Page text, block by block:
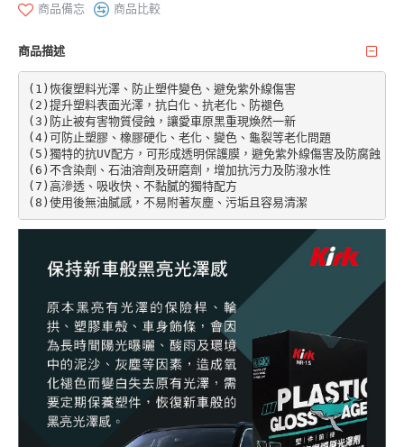
商品備忘 商品比較
商品描述
(1)恢復塑料光澤、防止塑件變色、避免紫外線傷害
(2)提升塑料表面光澤，抗白化、抗老化、防褪色
(3)防止被有害物質侵蝕，讓愛車原黑重現煥然一新
(4)可防止塑膠、橡膠硬化、老化、變色、龜裂等老化問題
(5)獨特的抗UV配方，可形成透明保護膜，避免紫外線傷害及防腐蝕
(6)不含染劑、石油溶劑及研磨劑，增加抗污力及防潑水性
(7)高滲透、吸收快、不黏膩的獨特配方
(8)使用後無油膩感，不易附著灰塵、污垢且容易清潔